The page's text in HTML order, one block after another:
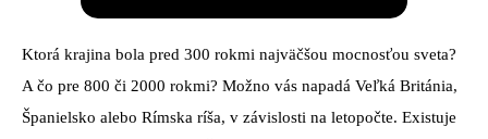
Ktorá krajina bola pred 300 rokmi najväčšou mocnosťou sveta?
A čo pre 800 či 2000 rokmi? Možno vás napadá Veľká Británia,
Španielsko alebo Rímska ríša, v závislosti na letopočte. Existuje